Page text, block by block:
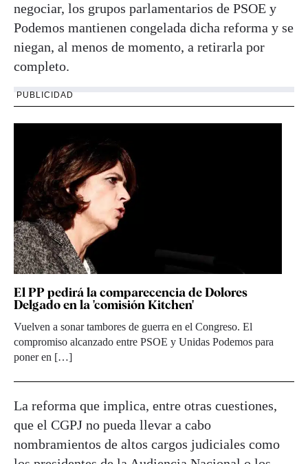
negociar, los grupos parlamentarios de PSOE y
Podemos mantienen congelada dicha reforma y se
niegan, al menos de momento, a retirarla por
completo.
PUBLICIDAD
El PP pedirá la comparecencia de Dolores
Delgado en la 'comisión Kitchen'
Vuelven a sonar tambores de guerra en el Congreso. El
compromiso alcanzado entre PSOE y Unidas Podemos para
poner en […]
La reforma que implica, entre otras cuestiones,
que el CGPJ no pueda llevar a cabo
nombramientos de altos cargos judiciales como